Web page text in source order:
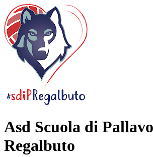
Asd Scuola di
Regalbuto